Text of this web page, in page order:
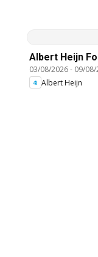
Albert Heijn
03/08/2026- 09/
Albert Heijn